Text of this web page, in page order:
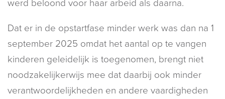
werd beloond voor haar arbeid als daarna.
Dat er in de opstartfase minder werk was dan na 1
september 2025 omdat het aantal op te vangen
kinderen geleidelijk is toegenomen, brengt niet
noodzakelijkerwijs mee dat daarbij ook minder
verantwoordelijkheden en andere vaardigheden